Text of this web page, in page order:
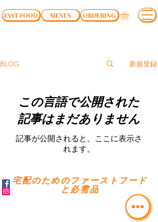
FAST FOOD MENUS ORDERING
BLOG 新規登録
この言語で公開された
記事はまだありません
記事が公開されると、ここに表示さ
れます。
宅配のためのファーストフード
と必需品